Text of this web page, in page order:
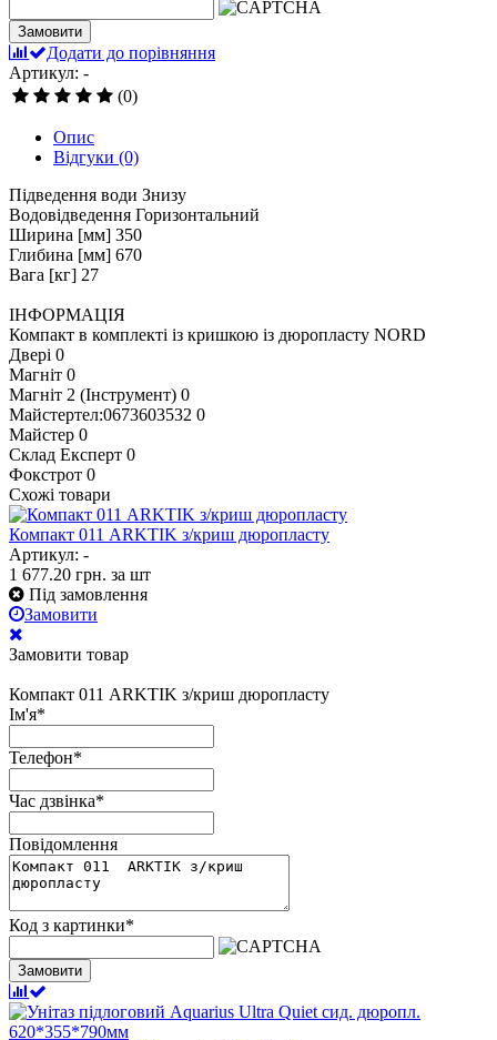
Замовити
Додати до порівняння
Артикул: -
(0)
Опис
Відгуки (0)
Підведення води Знизу
Водовідведення Горизонтальний
Ширина [мм] 350
Глибина [мм] 670
Вага [кг] 27
ІНФОРМАЦІЯ
Компакт в комплекті із кришкою із дюропласту NORD
Двері 0
Магніт 0
Магніт 2 (Інструмент) 0
Майстертел:0673603532 0
Майстер 0
Склад Експерт 0
Фокстрот 0
Схожі товари
Компакт 011 ARKTIK з/криш дюропласту
Артикул: -
1 677.20 грн. за шт
Під замовлення
Замовити
Замовити товар
Компакт 011 ARKTIK з/криш дюропласту
Ім'я*
Телефон*
Час дзвінка*
Повідомлення
Код з картинки*
Замовити